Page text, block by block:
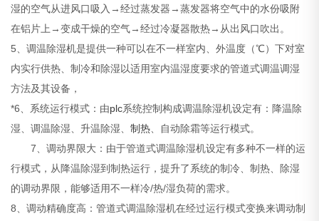
湿的空气从进风口吸入→经过蒸发器→蒸发器将空气中的水份吸附
在铝片上→变成干燥的空气→经过冷凝器散热→从出风口吹出。
5、调温除湿机是提供一种可以在不一样室内、外温度（℃）下对室
内实行供热、制冷和除湿以适用室内温湿度要求的管道式调温调湿
方法及其设备，
*6、系统运行模式：由plc系统控制构成调温除湿机设定有：降温除
湿、调温除湿、升温除湿、制热、自动除霜等运行模式。
7、调动界限大：由于管道式调温除湿机设定有多种不一样的运
行模式，从降温除湿到制热运行，提升了系统的制冷、制热、除湿
的调动界限，能够适用不一样冷/热/湿负荷的需求。
8、调动精确度高：管道式调温除湿机在经过运行模式变换来调动制